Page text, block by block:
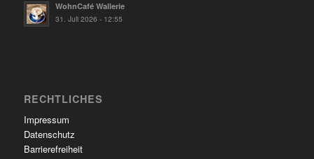
WohnCafé Wallerie
31. Juli 2026 - 12:55
RECHTLICHES
Impressum
Datenschutz
Barrierefreiheit